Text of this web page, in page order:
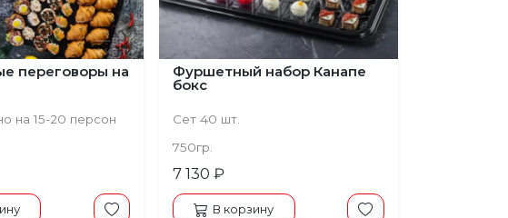
переговоры на
на 15-20 персон
Фуршетный набор Канапе
бокс
Сет 40 шт.
750гр.
7 130 ₽
В корзину